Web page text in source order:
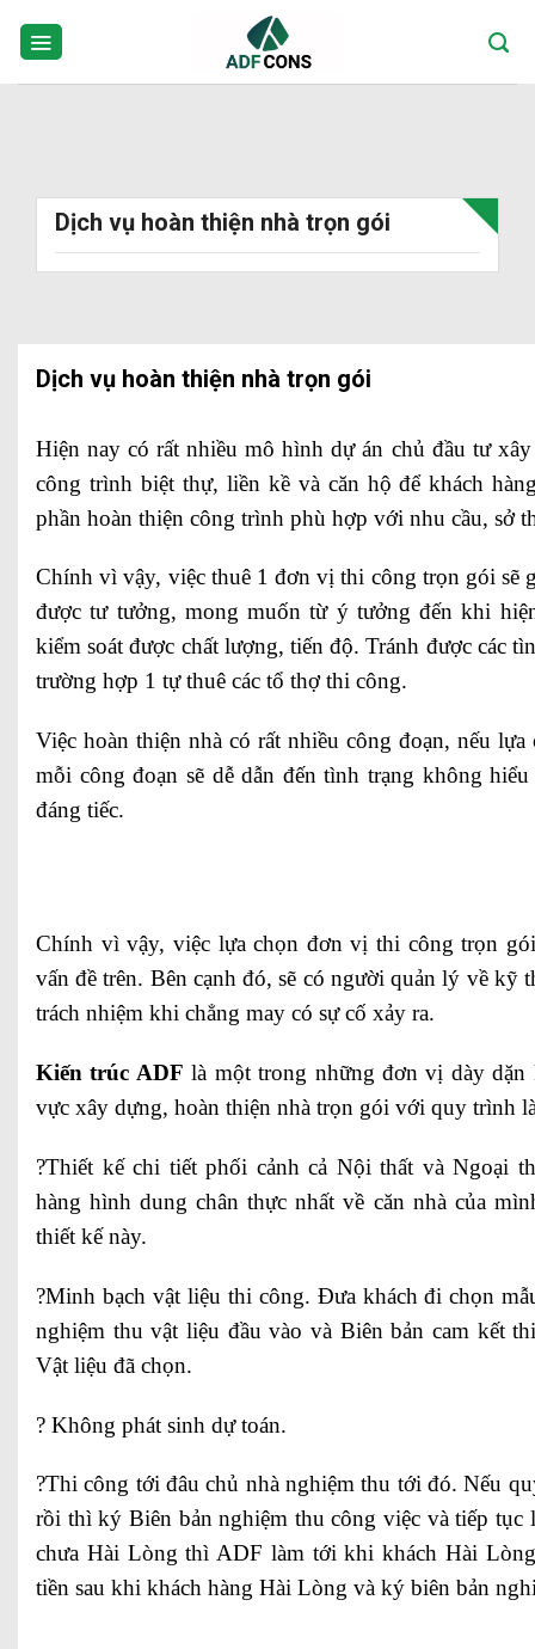
Dịch vụ hoàn thiện nhà trọn gói
Dịch vụ hoàn thiện nhà trọn gói
Hiện nay có rất nhiều mô hình dự án chủ đầu tư
công trình biệt thự, liền kề và căn hộ để khách
phần hoàn thiện công trình phù hợp với nhu cầu, sở
Chính vì vậy, việc thuê 1 đơn vị thi công trọn gói sẽ
được tư tưởng, mong muốn từ ý tưởng đến khi
kiểm soát được chất lượng, tiến độ. Tránh được các
trường hợp 1 tự thuê các tổ thợ thi công.
Việc hoàn thiện nhà có rất nhiều công đoạn, nếu
mỗi công đoạn sẽ dễ dẫn đến tình trạng không
đáng tiếc.
Chính vì vậy, việc lựa chọn đơn vị thi công trọn
vấn đề trên. Bên cạnh đó, sẽ có người quản lý về kỹ
trách nhiệm khi chẳng may có sự cố xảy ra.
Kiến trúc ADFlà một trong những đơn vị dày
vực xây dựng, hoàn thiện nhà trọn gói với quy trình
?Thiết kế chi tiết phối cảnh cả Nội thất và Ngoại
hàng hình dung chân thực nhất về căn nhà của
thiết kế này.
?Minh bạch vật liệu thi công. Đưa khách đi chọn
nghiệm thu vật liệu đầu vào và Biên bản cam kết
Vật liệu đã chọn.
? Không phát sinh dự toán.
?Thi công tới đâu chủ nhà nghiệm thu tới đó. Nếu
rồi thì ký Biên bản nghiệm thu công việc và tiếp tục
chưa Hài Lòng thì ADF làm tới khi khách Hài
tiền sau khi khách hàng Hài Lòng và ký biên bản